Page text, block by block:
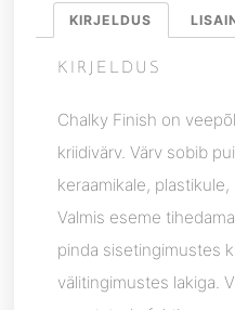
KIRJELDUS
KIRJELDUS
Chalky Finish on
kriidivärv. Värv sobib
keraamikale,
Valmis eseme
pinda sisetingimustes
välitingimustes lakiga.